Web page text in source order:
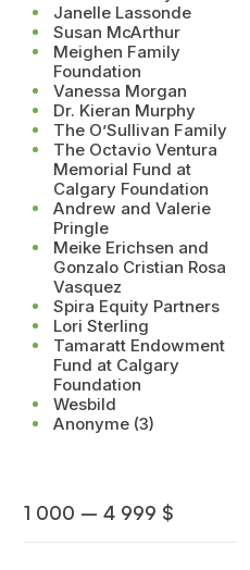
Janelle Lassonde
Susan McArthur
Meighen Family
Foundation
Vanessa Morgan
Dr. Kieran Murphy
The O’Sullivan Family
The Octavio Ventura
Memorial Fund at
Calgary Foundation
Andrew and Valerie
Pringle
Meike Erichsen and
Gonzalo Cristian Rosa
Vasquez
Spira Equity Partners
Lori Sterling
Tamaratt Endowment
Fund at Calgary
Foundation
Wesbild
Anonyme (3)
1 000 – 4 999 $